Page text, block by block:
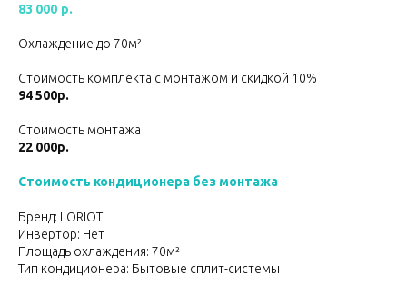
83 000 р.
Охлаждение до 70м²
Стоимость комплекта с монтажом и скидкой 10%
94 500р.
Стоимость монтажа
22 000р.
Стоимость кондиционера без монтажа
Бренд: LORIOT
Инвертор: Нет
Площадь охлаждения: 70м²
Тип кондиционера: Бытовые сплит-системы